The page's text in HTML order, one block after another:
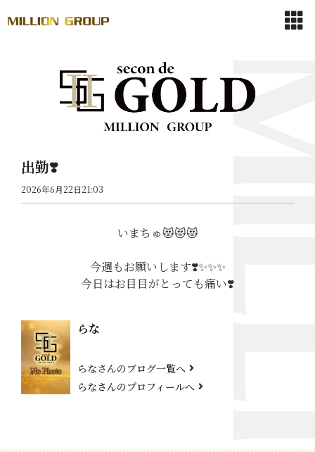
出勤❣️
2026年6月22日21:03
いまちゅ😻😻😻
今週もお願いします❣️✨️✨️✨️
今日はお目目がとっても痛い❣️
らな
らなさんのブログ一覧へ
らなさんのプロフィールへ